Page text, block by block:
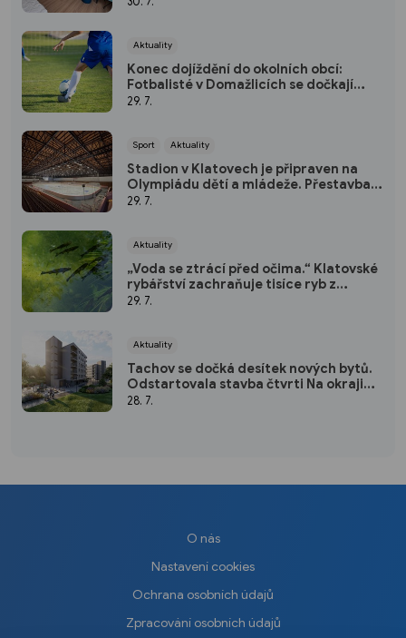
Aktuality
Konec dojíždění do okolních obcí:
Fotbalisté v Domažlicích se dočkají
nového hřiště
29. 7.
Sport Aktuality
Stadion v Klatovech je připraven na
Olympiádu dětí a mládeže. Přestavba
vyšla na 50 milionů
29. 7.
Aktuality
„Voda se ztrácí před očima.“ Klatovské
rybářství zachraňuje tisíce ryb z
vysychajících rybníků
29. 7.
Aktuality
Tachov se dočká desítek nových bytů.
Odstartovala stavba čtvrti Na okraji
Tachov
28. 7.
O nás
Nastavení cookies
Ochrana osobních údajů
Zpracování osobních údajů